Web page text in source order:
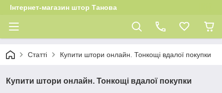
Інтернет-магазин штор Танова
Статті Купити штори онлайн. Тонкощі вдалої покупки
Купити штори онлайн. Тонкощі вдалої покупки